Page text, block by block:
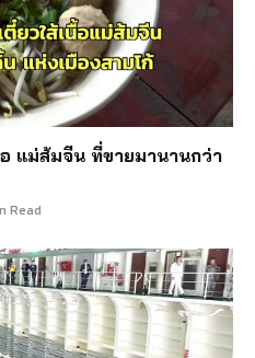
อ แม่ส้มจีน ที่ขายมานานกว่า
Read